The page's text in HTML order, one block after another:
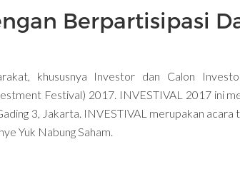
Berpartisipasi
khususnya Investor dan Calon
Festival) 2017. INVESTIVAL 2017 ini
3, Jakarta. INVESTIVAL merupakan acara
Yuk Nabung Saham.